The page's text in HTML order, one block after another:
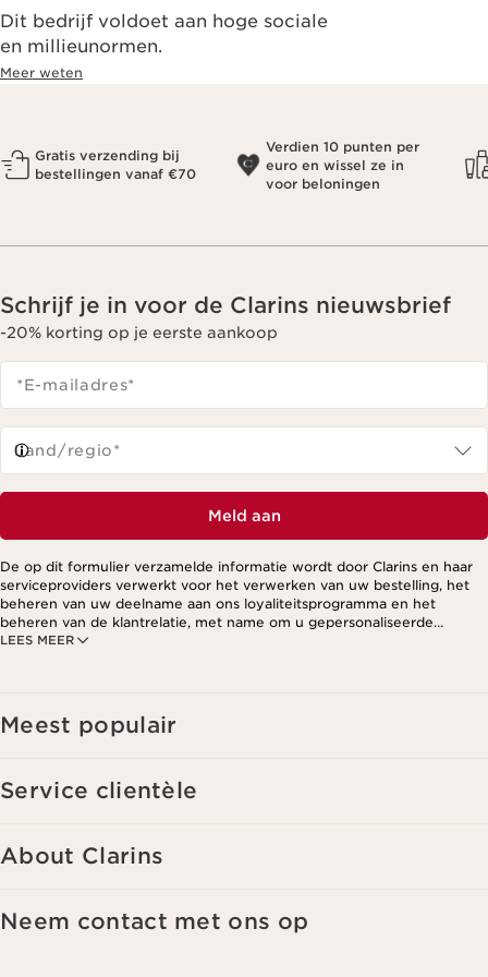
Dit bedrijf voldoet aan hoge sociale
en millieunormen.
Meer weten
Gratis verzending bij
bestellingen vanaf €70
Verdien 10 punten per
euro en wissel ze in
voor beloningen
Schrijf je in voor de Clarins nieuwsbrief
-20% korting op je eerste aankoop
*E-mailadres*
Land/regio*
Meld aan
LEES MEER
De op dit formulier verzamelde informatie wordt door Clarins en haar
serviceproviders verwerkt voor het verwerken van uw bestelling, het
beheren van uw deelname aan ons loyaliteitsprogramma en het
beheren van de klantrelatie, met name om u gepersonaliseerde
aanbiedingen te kunnen sturen op basis van uw eerdere aankopen en
Meest populair
Service clientèle
About Clarins
Neem contact met ons op